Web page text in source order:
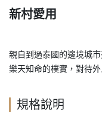
新村愛用
親自到過泰國的邊境城
樂天知命的樸實，對待
規格說明